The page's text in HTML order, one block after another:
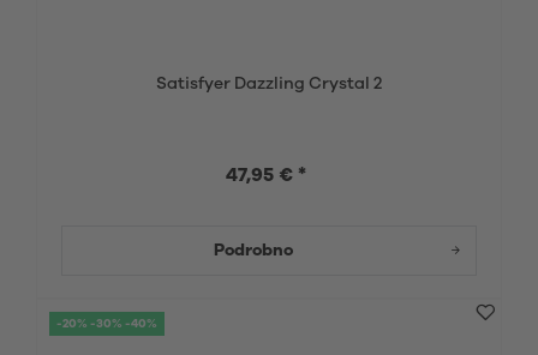
Satisfyer Dazzling Crystal 2
47,95 € *
Podrobno
-20% -30% -40%